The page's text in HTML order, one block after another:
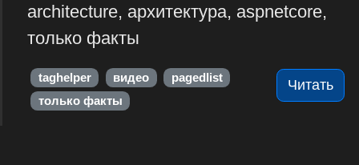
architecture, архитектура, aspnetcore,
только факты
Читать
taghelper видео
pagedlist
только факты